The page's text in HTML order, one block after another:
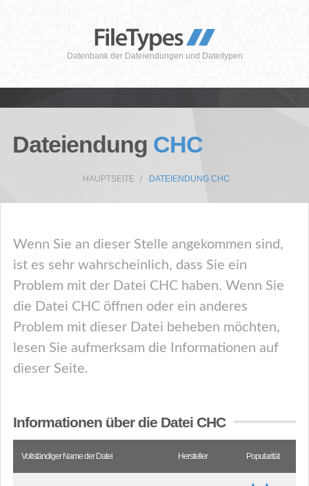
Datenbank der Dateiendungen und Dateitypen
Dateiendung CHC
HAUPTSEITE DATEIENDUNG CHC
Wenn Sie an dieser Stelle angekommen sind,
ist es sehr wahrscheinlich, dass Sie ein
Problem mit der Datei CHC haben. Wenn Sie
die Datei CHC öffnen oder ein anderes
Problem mit dieser Datei beheben möchten,
lesen Sie aufmerksam die Informationen auf
dieser Seite.
Informationen über die Datei CHC
Vollständiger Name der Datei Hersteller Popularität